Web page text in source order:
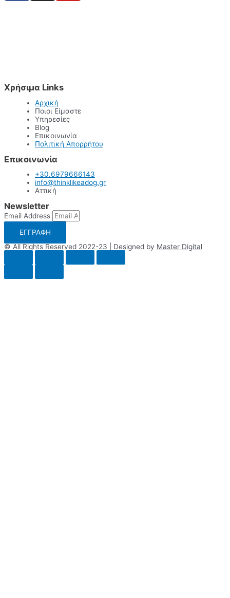
Χρήσιμα Links
Αρχική
Ποιοι Είμαστε
Υπηρεσίες
Blog
Επικοινωνία
Πολιτική Απορρήτου
Επικοινωνία
+30.6979666143
info@thinklikeadog.gr
Αττική
Newsletter
Email Address
ΕΓΓΡΑΦΗ
© All Rights Reserved 2022-23 | Designed by Master Digital